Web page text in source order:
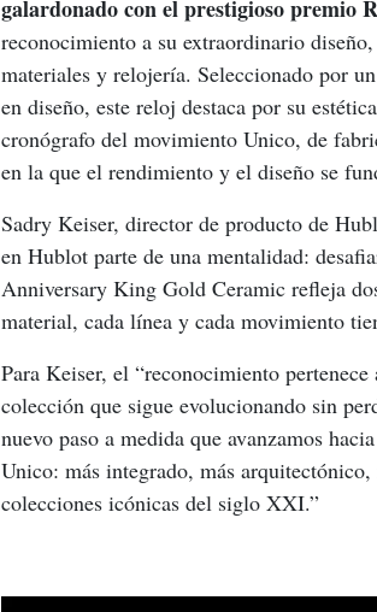
galardonado con el prestigioso premio
reconocimiento a su extraordinario
materiales y relojería. Seleccionado por
en diseño, este reloj destaca por su
cronógrafo del movimiento Unico, de
en la que el rendimiento y el diseño se
Sadry Keiser, director de producto de
en Hublot parte de una mentalidad:
Anniversary King Gold Ceramic refleja
material, cada línea y cada movimiento
Para Keiser, el “reconocimiento
colección que sigue evolucionando sin
nuevo paso a medida que avanzamos
Unico: más integrado, más
colecciones icónicas del siglo XXI.”